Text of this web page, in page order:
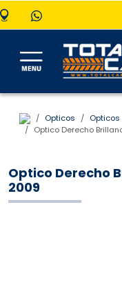
Opticos
Opticos
Optico Derecho
Optico Derecho
2009